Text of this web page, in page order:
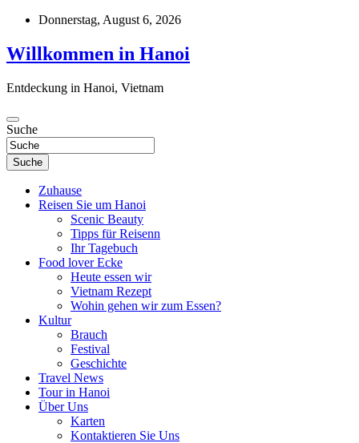
Zum
springen
Donnerstag, August 6, 2026
Willkommen in Hanoi
Entdeckung in Hanoi, Vietnam
Suche
Suche
Zuhause
Reisen Sie um Hanoi
Scenic Beauty
Tipps für Reisenn
Ihr Tagebuch
Food lover Ecke
Heute essen wir
Vietnam Rezept
Wohin gehen wir zum Essen?
Kultur
Brauch
Festival
Geschichte
Travel News
Tour in Hanoi
Über Uns
Karten
Kontaktieren Sie Uns